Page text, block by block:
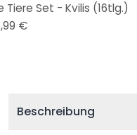
Set - Kvilis (16tlg.)
€
Beschreibung